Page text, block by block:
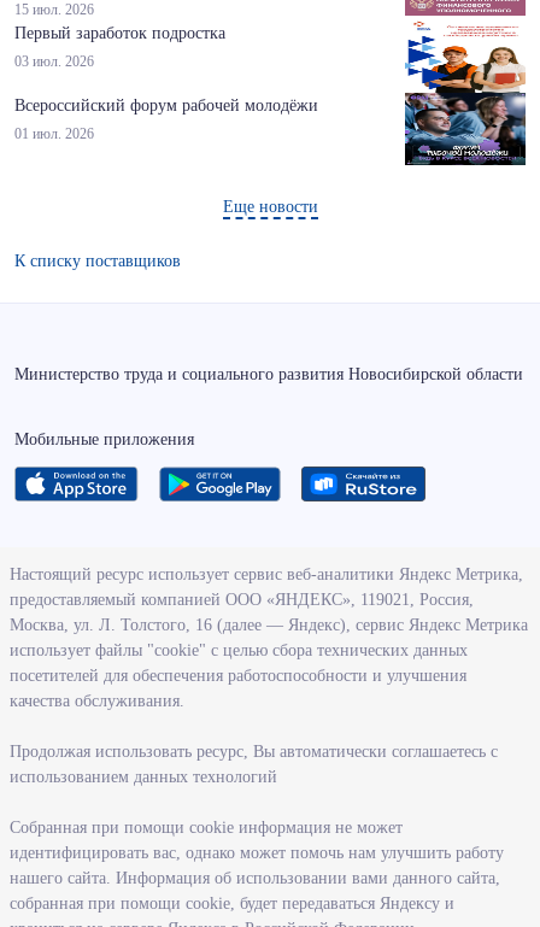
15 июл. 2026
Первый заработок подростка
03 июл. 2026
Всероссийский форум рабочей молодёжи
01 июл. 2026
Еще новости
К списку поставщиков
Министерство труда и социального развития Новосибирской области
Мобильные приложения
О ведомстве
Деятельность министерства труда и социального развития
Новосибирской области
Контрольно-надзорная деятельность министерства
Государственные программы, реализуемые министерством
Службы и учреждения, подведомственные министерству
Поступление на государственную гражданскую службу
Информация
Регистрация в целях поиска работы
Настоящий ресурс использует сервис веб-аналитики Яндекс Метрика,
предоставляемый компанией ООО «ЯНДЕКС», 119021, Россия,
Москва, ул. Л. Толстого, 16 (далее — Яндекс), сервис Яндекс Метрика
использует файлы "cookie" с целью сбора технических данных
посетителей для обеспечения работоспособности и улучшения
качества обслуживания.
Продолжая использовать ресурс, Вы автоматически соглашаетесь с
использованием данных технологий
Собранная при помощи cookie информация не может
идентифицировать вас, однако может помочь нам улучшить работу
нашего сайта. Информация об использовании вами данного сайта,
собранная при помощи cookie, будет передаваться Яндексу и